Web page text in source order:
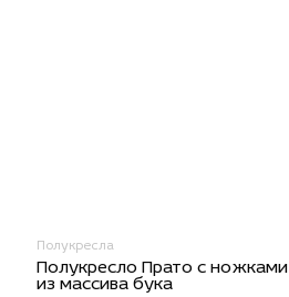
Полукресла
Полукресло Прато с ножками
из массива бука